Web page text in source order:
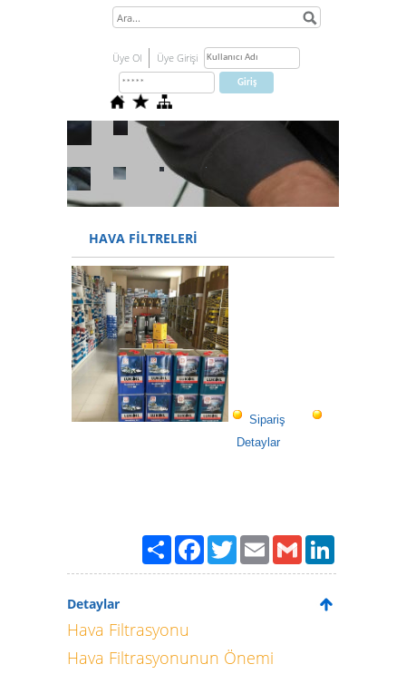
Üye Ol Üye Girişi
HAVA FİLTRELERİ
Sipariş
Detaylar
PaylaşFacebook
TwitterEmailGmail
Detaylar
Hava Filtrasyonu
Hava Filtrasyonunun Önemi